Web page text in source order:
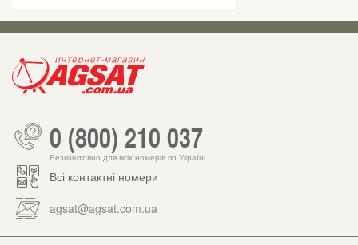
0 (800) 210 037
Безкоштовно для всіх номерів по Україні
Всі контактні номери
agsat@agsat.com.ua